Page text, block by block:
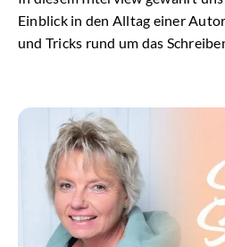
Einblick in den Alltag einer
und Tricks rund um das